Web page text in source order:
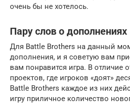
очень бы не хотелось.
Пару слов о дополнениях
Для Battle Brothers на данный
дополнения, и я советую вам
вам понравится игра. В отличие
проектов, где игроков «доят»
Battle Brothers каждое из них
игру приличное количество